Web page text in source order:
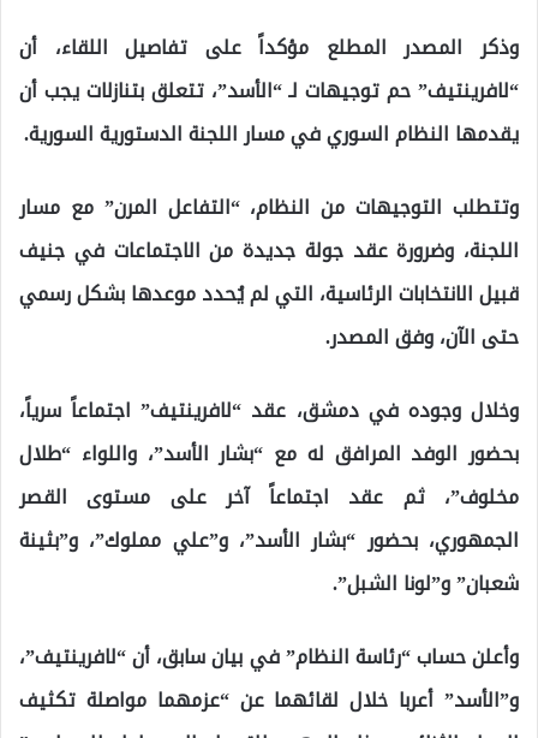
وذكر المصدر المطلع مؤكداً على تفاصيل اللقاء، أن
“لافرينتيف” حم توجيهات لـ “الأسد”، تتعلق بتنازلات يجب أن
يقدمها النظام السوري في مسار اللجنة الدستورية السورية.
وتتطلب التوجيهات من النظام، “التفاعل المرن” مع مسار
اللجنة، وضرورة عقد جولة جديدة من الاجتماعات في جنيف
قبيل الانتخابات الرئاسية، التي لم يُحدد موعدها بشكل رسمي
حتى الآن، وفق المصدر.
وخلال وجوده في دمشق، عقد “لافرينتيف” اجتماعاً سرياً،
بحضور الوفد المرافق له مع “بشار الأسد”، واللواء “طلال
مخلوف”، ثم عقد اجتماعاً آخر على مستوى القصر
الجمهوري، بحضور “بشار الأسد”، و”علي مملوك”، و”بثينة
شعبان” و”لونا الشبل”.
وأعلن حساب “رئاسة النظام” في بيان سابق، أن “لافرينتيف”،
و”الأسد” أعربا خلال لقائهما عن “عزمهما مواصلة تكثيف